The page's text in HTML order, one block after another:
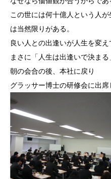
この世には何十億人という人
は当然限りがある。
良い人との出逢いが人生を変え
まさに「人生は出逢いで決まる
朝の会合の後、本社に戻り
グラッサー博士の研修会に出席